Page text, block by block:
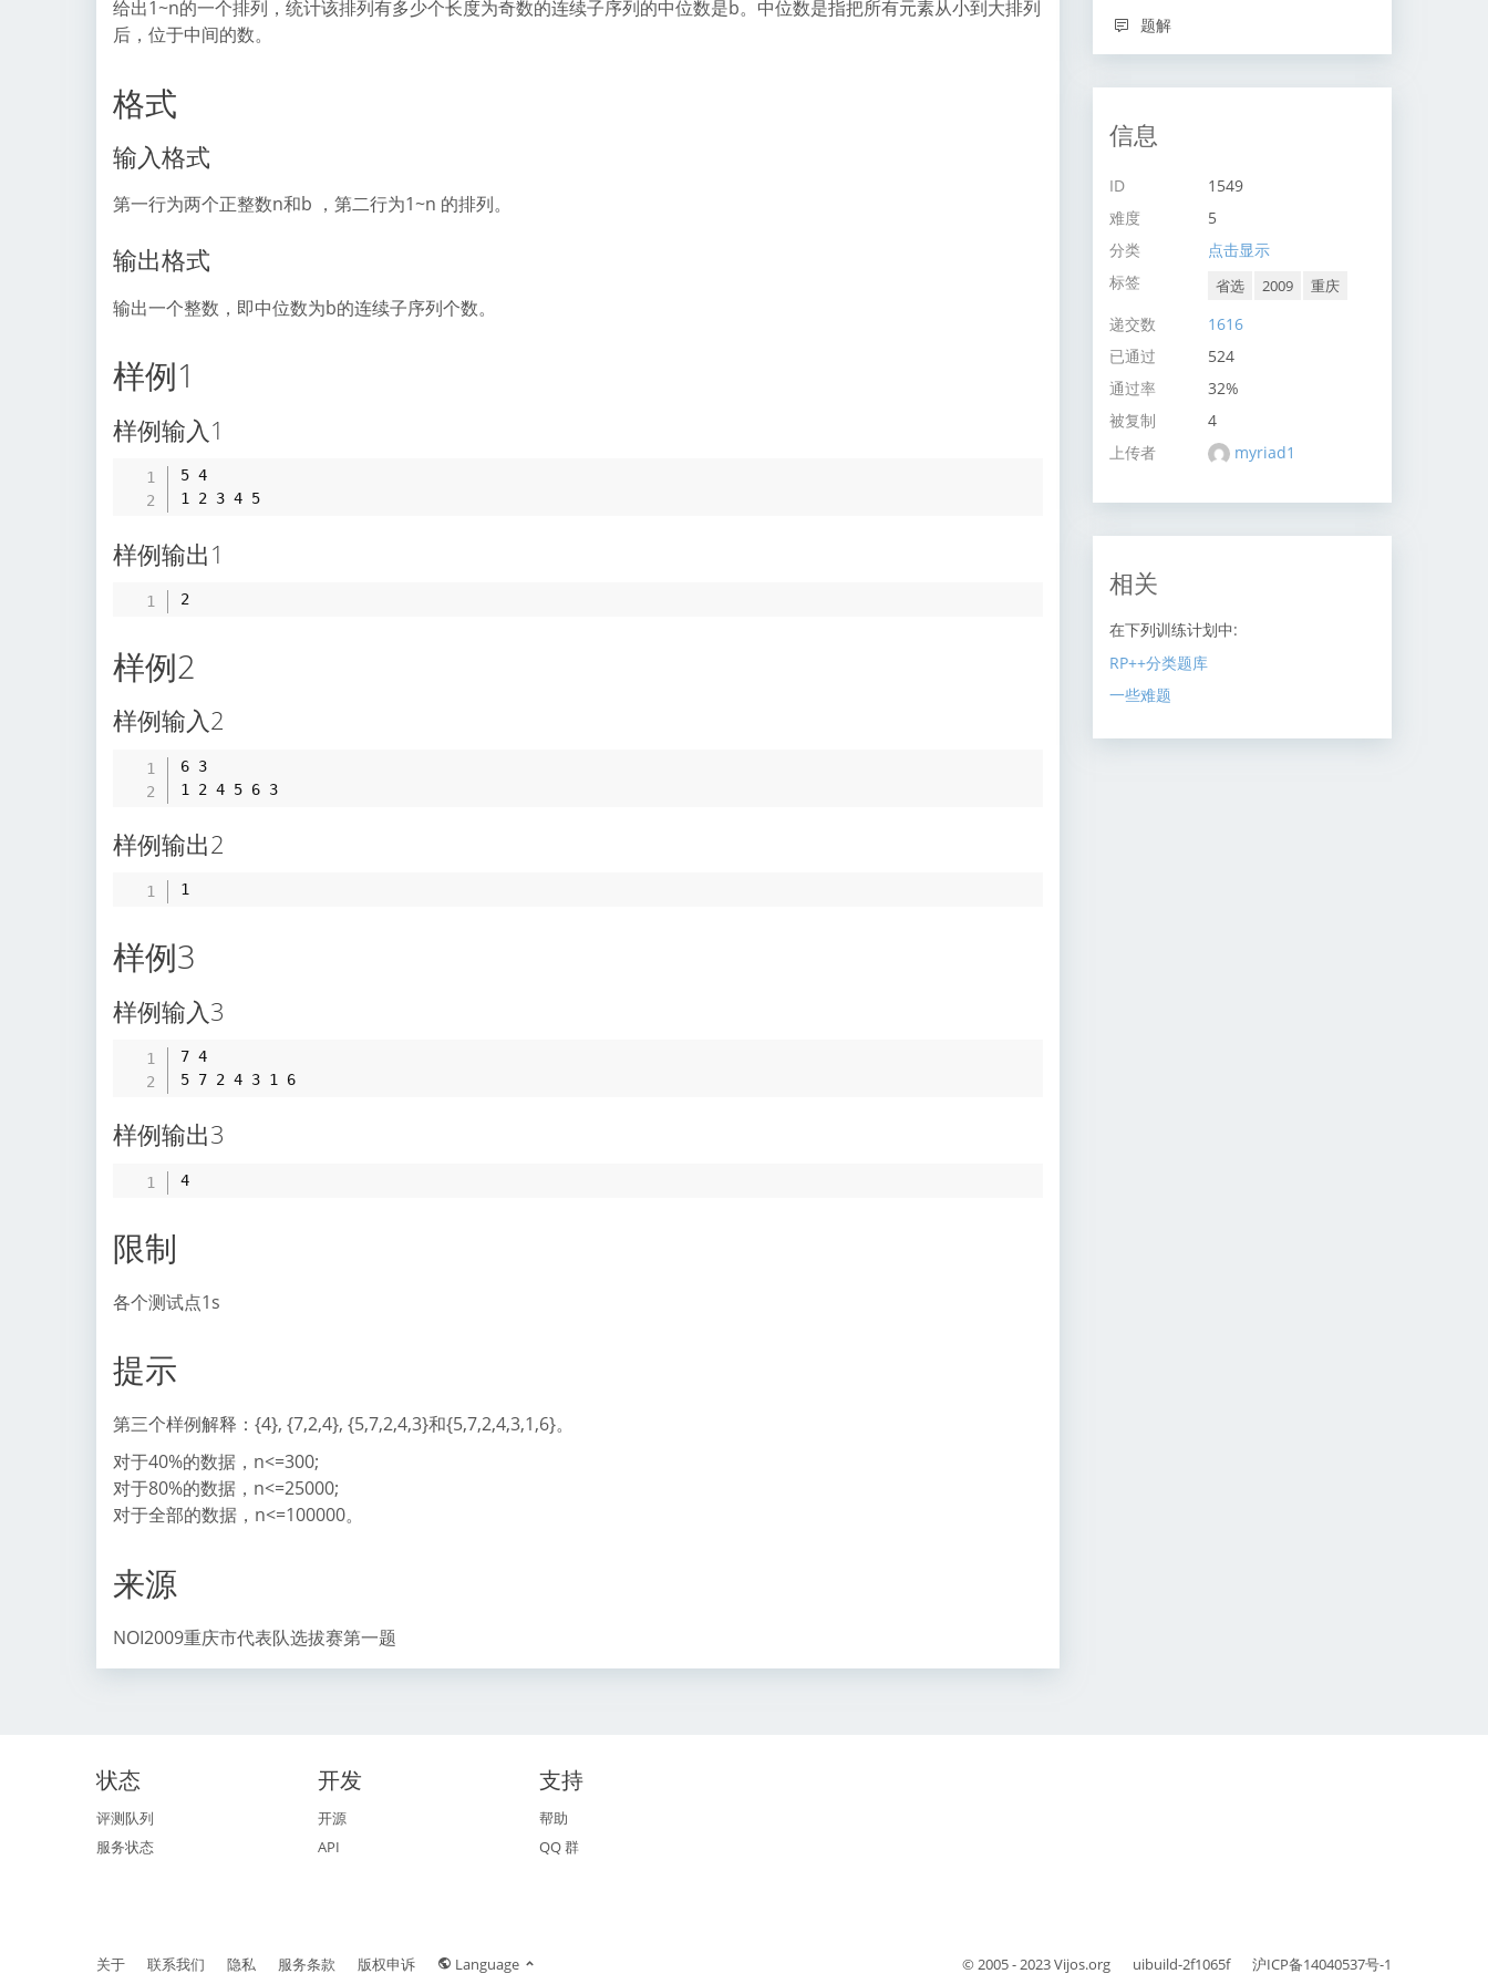
给出1~n的一个排列，统计该排列有多少个长度为奇数的连续子序列的中位数是b。中位数是指把所有元素从小到大排列
后，位于中间的数。
格式
输入格式
第一行为两个正整数n和b ，第二行为1~n 的排列。
输出格式
输出一个整数，即中位数为b的连续子序列个数。
样例1
样例输入1
5 4
1 2 3 4 5
样例输出1
2
样例2
样例输入2
6 3
1 2 4 5 6 3
样例输出2
1
样例3
样例输入3
7 4
5 7 2 4 3 1 6
样例输出3
4
限制
各个测试点1s
提示
第三个样例解释：{4}, {7,2,4}, {5,7,2,4,3}和{5,7,2,4,3,1,6}。
对于40%的数据，n<=300;
对于80%的数据，n<=25000;
对于全部的数据，n<=100000。
来源
NOI2009重庆市代表队选拔赛第一题
题解
信息
ID
1549
难度
5
分类
点击显示
标签
省选 2009 重庆
递交数
1616
已通过
524
通过率
32%
被复制
4
上传者
myriad1
相关
在下列训练计划中:
RP++分类题库
一些难题
状态
评测队列
服务状态
开发
开源
API
支持
帮助
QQ 群
关于 联系我们 隐私 服务条款 版权申诉 Language © 2005 - 2023Vijos.org uibuild-2f1065f 沪ICP备14040537号-1